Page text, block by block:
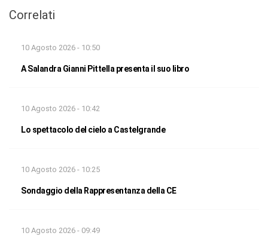
Correlati
10 Agosto 2026 - 10:50
A Salandra Gianni Pittella presenta il suo libro
10 Agosto 2026 - 10:42
Lo spettacolo del cielo a Castelgrande
10 Agosto 2026 - 10:25
Sondaggio della Rappresentanza della CE
10 Agosto 2026 - 09:49